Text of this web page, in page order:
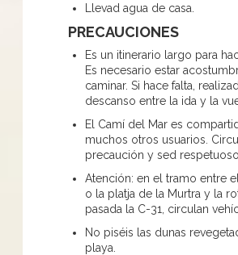
Llevad agua de casa.
PRECAUCIONES
Es un itinerario largo para
Es necesario estar
caminar. Si hace falta,
descanso entre la ida y la
El Camí del Mar es
muchos otros usuarios.
precaución y sed
Atención: en el tramo entre
o la platja de la Murtra y la
pasada la C-31, circulan
No piséis las dunas
playa.